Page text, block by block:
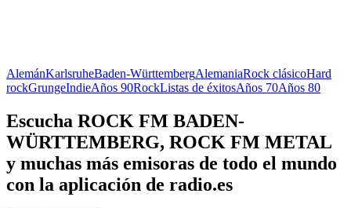
AlemánKarlsruheBaden-WürttembergAlemaniaRock clásicoHard
rockGrungeIndieAños 90RockListas de éxitosAños 70Años 80
Escucha ROCK FM BADEN-
WÜRTTEMBERG, ROCK FM METAL
y muchas más emisoras de todo el mundo
con la aplicación de radio.es